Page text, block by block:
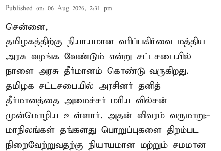
Published on: 06 Aug 2026, 2:31 pm
சென்னை,
தமிழகத்திற்கு நியாயமான வரிப்பகிர்வை மத்திய
அரசு வழங்க வேண்டும் என்று சட்டசபையில்
நாளை அரசு தீர்மானம் கொண்டு வருகிறது.
தமிழக சட்டசபையில் அரசினர் தனித்
தீர்மானத்தை அமைச்சர் மரிய வில்சன்
முன்மொழிய உள்ளார். அதன் விவரம் வருமாறு:-
மாநிலங்கள் தங்களது பொறுப்புகளை திறம்பட
நிறைவேற்றுவதற்கு நியாயமான மற்றும் சமமான